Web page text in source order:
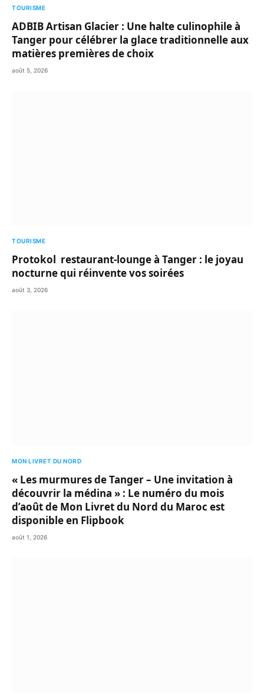
TOURISME
ADBIB Artisan Glacier : Une halte culinophile à
Tanger pour célébrer la glace traditionnelle aux
matières premières de choix
août 5, 2026
TOURISME
Protokol restaurant-lounge à Tanger : le joyau
nocturne qui réinvente vos soirées
août 3, 2026
MON LIVRET DU NORD
« Les murmures de Tanger – Une invitation à
découvrir la médina » : Le numéro du mois
d’août de Mon Livret du Nord du Maroc est
disponible en Flipbook
août 1, 2026